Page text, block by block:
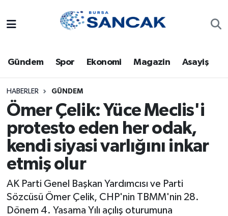
Gündem Spor Ekonomi Magazin Asayiş
HABERLER GÜNDEM
Ömer Çelik: Yüce Meclis'i
protesto eden her odak,
kendi siyasi varlığını inkar
etmiş olur
AK Parti Genel Başkan Yardımcısı ve Parti
Sözcüsü Ömer Çelik, CHP'nin TBMM'nin 28.
Dönem 4. Yasama Yılı açılış oturumuna
Bursa
Dünya
Eğitim
Ekonomi
Genel
Gündem
Trafik Durumu
Süper Lig Puan Durumu ve Fikstür
Tüm Manşetler
Son Dakika Haberleri
Haber Arşivi